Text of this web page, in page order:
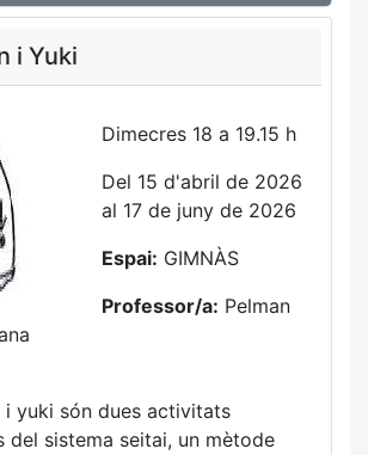
i Yuki
Dimecres 18 a 19.15 h
Del 15 d'abril de 2026
al 17 de juny de 2026
Espai: GIMNÀS
Professor/a: Pelman
i yuki són dues activitats
del sistema seitai, un mètode